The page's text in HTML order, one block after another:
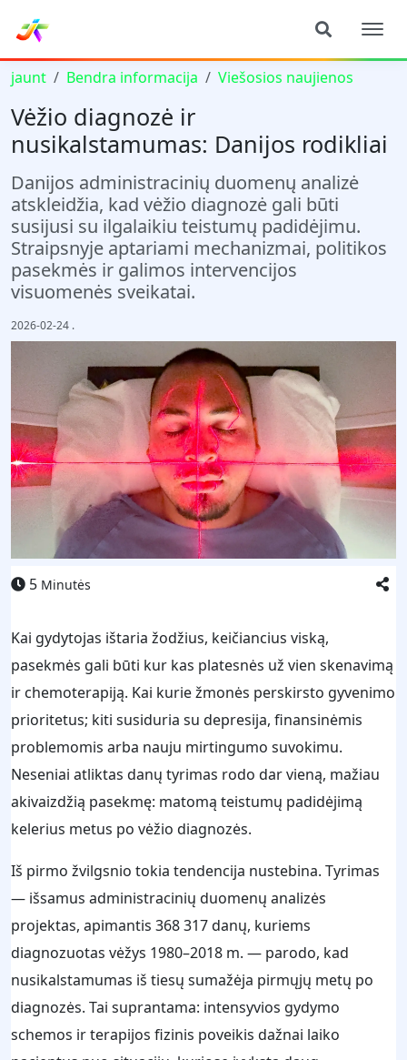
jaunt Bendra informacija Viešosios naujienos
Vėžio diagnozė ir
nusikalstamumas: Danijos rodikliai
Danijos administracinių duomenų analizė
atskleidžia, kad vėžio diagnozė gali būti
susijusi su ilgalaikiu teistumų padidėjimu.
Straipsnyje aptariami mechanizmai, politikos
pasekmės ir galimos intervencijos
visuomenės sveikatai.
2026-02-24 .
5 Minutės
Kai gydytojas ištaria žodžius, keičiancius viską,
pasekmės gali būti kur kas platesnės už vien skenavimą
ir chemoterapiją. Kai kurie žmonės perskirsto gyvenimo
prioritetus; kiti susiduria su depresija, finansinėmis
problemomis arba nauju mirtingumo suvokimu.
Neseniai atliktas danų tyrimas rodo dar vieną, mažiau
akivaizdžią pasekmę: matomą teistumų padidėjimą
kelerius metus po vėžio diagnozės.
Iš pirmo žvilgsnio tokia tendencija nustebina. Tyrimas
— išsamus administracinių duomenų analizės
projektas, apimantis 368 317 danų, kuriems
diagnozuotas vėžys 1980–2018 m. — parodo, kad
nusikalstamumas iš tiesų sumažėja pirmųjų metų po
diagnozės. Tai suprantama: intensyvios gydymo
schemos ir terapijos fizinis poveikis dažnai laiko